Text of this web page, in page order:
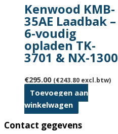
Kenwood KMB-
35AE Laadbak –
6-voudig
opladen TK-
3701 & NX-1300
€295.00 (€243.80 excl.btw)
Toevoegen aan
winkelwagen
Contact gegevens